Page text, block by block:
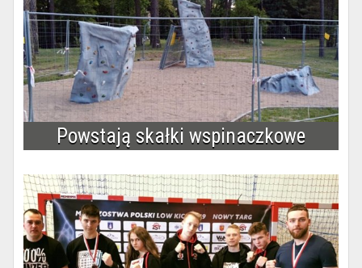
Powstają skałki wspinaczkowe